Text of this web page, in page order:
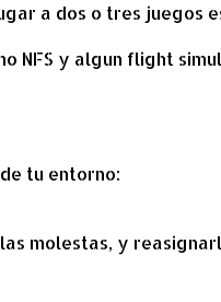
a dos o tres juegos
NFS y algun flight
tu entorno:
molestas, y